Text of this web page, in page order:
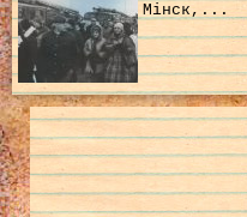
Мінск,...